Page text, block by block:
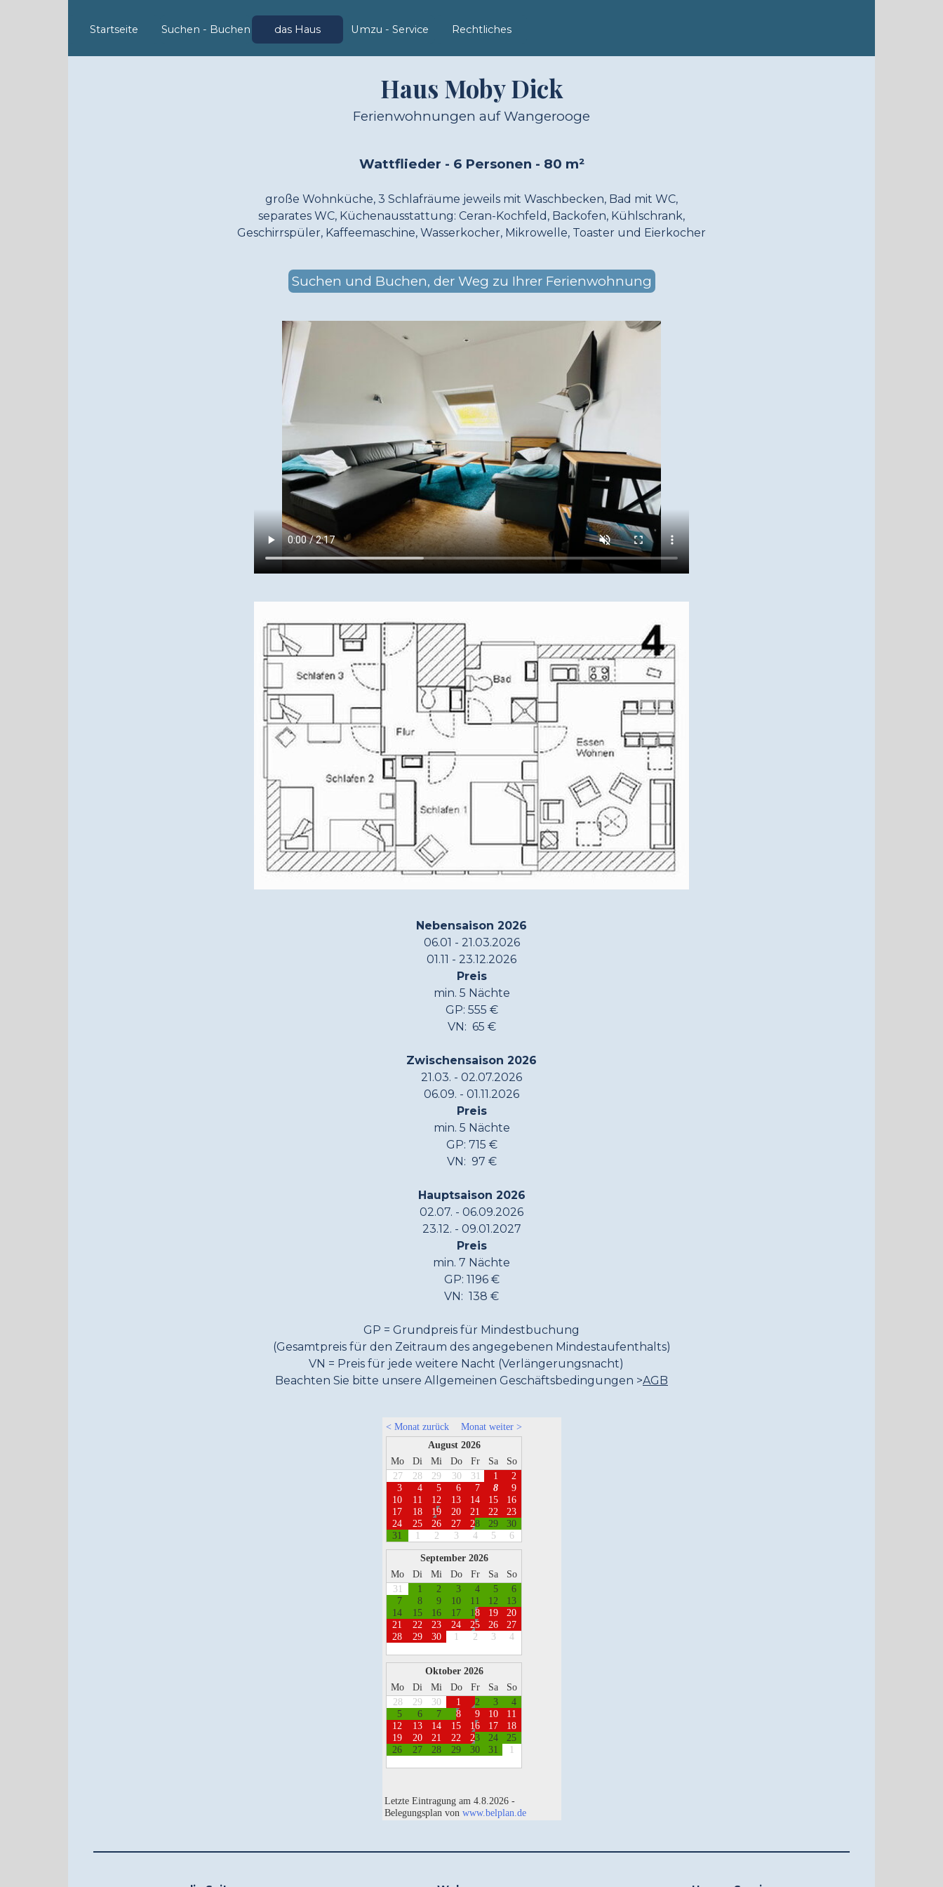
Menü überspringen
Startseite Suchen - Buchen das Haus ▼
Umzu - Service ▼
Rechtliches
Haus Moby Dick
Ferienwohnungen auf Wangerooge
Wattflieder - 6 Personen - 80 m²
große Wohnküche, 3 Schlafräume jeweils mit Waschbecken, Bad mit WC,
separates WC, Küchenausstattung: Ceran-Kochfeld, Backofen, Kühlschrank,
Geschirrspüler, Kaffeemaschine, Wasserkocher, Mikrowelle, Toaster und Eierkocher
Suchen und Buchen, der Weg zu Ihrer Ferienwohnung
Nebensaison 2026
06.01 - 21.03.2026
01.11 - 23.12.2026
Preis
min. 5 Nächte
GP: 555 €
VN: 65 €
Zwischensaison 2026
21.03. - 02.07.2026
06.09. - 01.11.2026
Preis
min. 5 Nächte
GP: 715 €
VN: 97 €
Hauptsaison 2026
02.07. - 06.09.2026
23.12. - 09.01.2027
Preis
min. 7 Nächte
GP: 1196 €
VN: 138 €
GP = Grundpreis für Mindestbuchung
(Gesamtpreis für den Zeitraum des angegebenen Mindestaufenthalts)
VN = Preis für jede weitere Nacht (Verlängerungsnacht)
Beachten Sie bitte unsere Allgemeinen Geschäftsbedingungen >AGB